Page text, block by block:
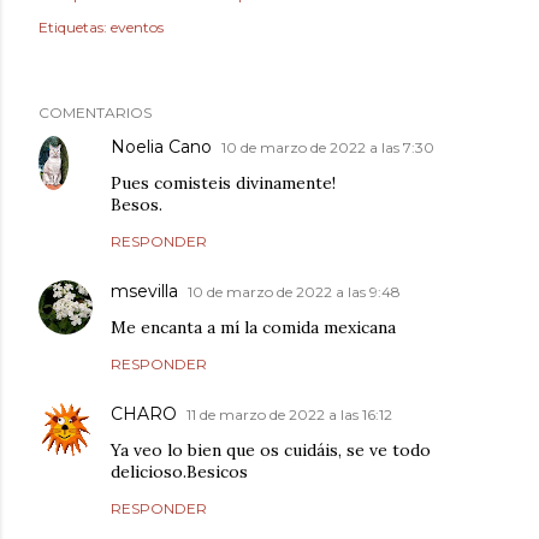
Etiquetas: eventos
COMENTARIOS
Noelia Cano 10 de marzo de 2022 a las 7:30
Pues comisteis divinamente!
Besos.
RESPONDER
msevilla 10 de marzo de 2022 a las 9:48
Me encanta a mí la comida mexicana
RESPONDER
CHARO 11 de marzo de 2022 a las 16:12
Ya veo lo bien que os cuidáis, se ve todo
delicioso.Besicos
RESPONDER